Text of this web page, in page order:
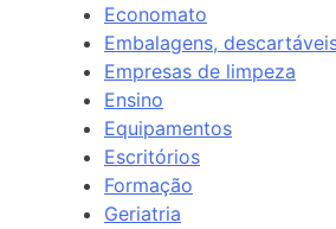
Economato
Embalagens,
Empresas de limpeza
Ensino
Equipamentos
Escritórios
Formação
Geriatria